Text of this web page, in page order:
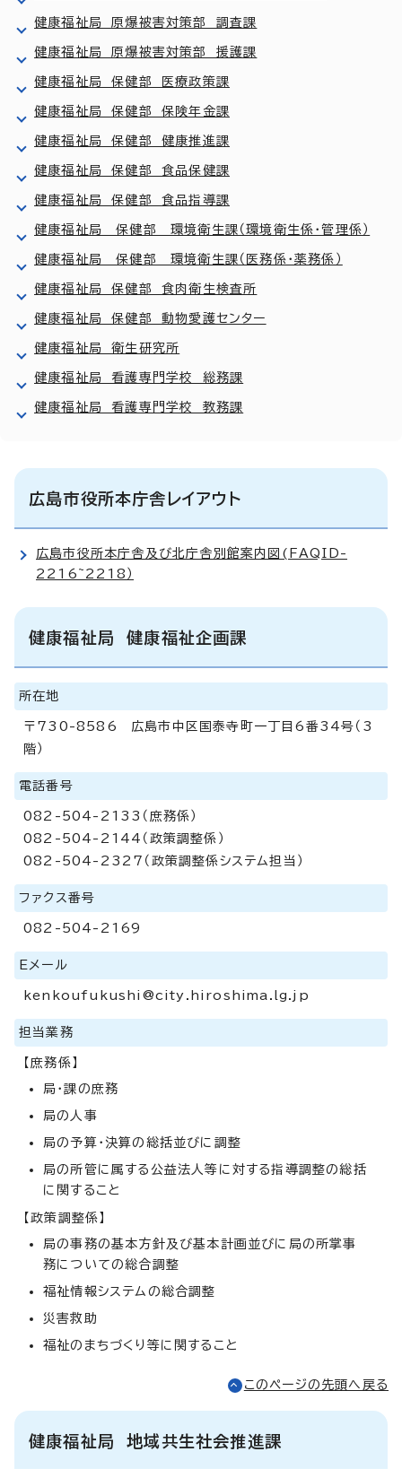
健康福祉局 原爆被害対策部 調査課
健康福祉局 原爆被害対策部 援護課
健康福祉局 保健部 医療政策課
健康福祉局 保健部 保険年金課
健康福祉局 保健部 健康推進課
健康福祉局 保健部 食品保健課
健康福祉局 保健部 食品指導課
健康福祉局 保健部 環境衛生課（環境衛生係・管理係）
健康福祉局 保健部 環境衛生課（医務係・薬務係）
健康福祉局 保健部 食肉衛生検査所
健康福祉局 保健部 動物愛護センター
健康福祉局 衛生研究所
健康福祉局 看護専門学校 総務課
健康福祉局 看護専門学校 教務課
広島市役所本庁舎レイアウト
広島市役所本庁舎及び北庁舎別館案内図(FAQID-
2216~2218）
健康福祉局 健康福祉企画課
所在地
〒730-8586 広島市中区国泰寺町一丁目6番34号（3
階）
電話番号
082-504-2133（庶務係）
082-504-2144（政策調整係）
082-504-2327（政策調整係システム担当）
ファクス番号
082-504-2169
Eメール
kenkoufukushi@city.hiroshima.lg.jp
担当業務
【庶務係】
局・課の庶務
局の人事
局の予算・決算の総括並びに調整
局の所管に属する公益法人等に対する指導調整の総括
に関すること
【政策調整係】
局の事務の基本方針及び基本計画並びに局の所掌事
務についての総合調整
福祉情報システムの総合調整
災害救助
福祉のまちづくり等に関すること
このページの先頭へ戻る
健康福祉局 地域共生社会推進課